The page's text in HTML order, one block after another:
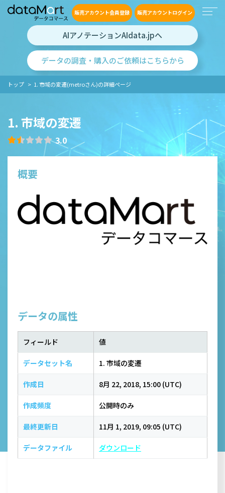
販売アカウント会員登録 販売アカウントログイン
AIアノテーションAIdata.jpへ
データの調査・購入のご依頼はこちらから
トップ 1. 市域の変遷(metroさん)の詳細ページ
1. 市域の変遷
3.0
概要
データの属性
フィールド 値
データセット名 1. 市域の変遷
作成日 8月 22, 2018, 15:00 (UTC)
作成頻度 公開時のみ
最終更新日 11月 1, 2019, 09:05 (UTC)
データファイル ダウンロード